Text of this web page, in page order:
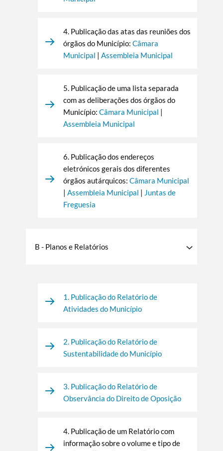
4. Publicação das atas das reuniões dos
órgãos do Município: Câmara
Municipal | Assembleia Municipal
5. Publicação de uma lista separada
com as deliberações dos órgãos do
Município: Câmara Municipal |
Assembleia Municipal
6. Publicação dos endereços
eletrónicos gerais dos diferentes
órgãos autárquicos: Câmara Municipal
| Assembleia Municipal | Juntas de
Freguesia
B - Planos e Relatórios
1. Publicação do Relatório de
Atividades do Município
2. Publicação do Relatório de
Sustentabilidade do Município
3. Publicação do Relatório de
Observância do Direito de Oposição
4. Publicação de um Relatório com
informação sobre o volume e tipo de